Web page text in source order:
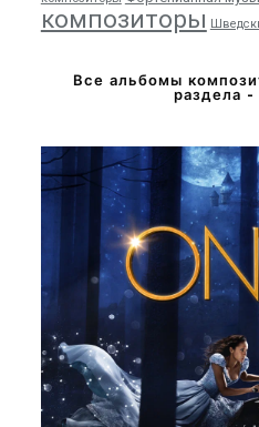
композиторы
Все альбомы
раздела